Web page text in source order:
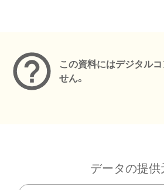
この資料にはデジタル
せん。
データの提供